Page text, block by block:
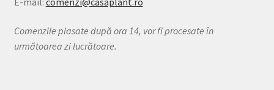
Comenzile plasate după ora 14, vor fi procesate în
următoarea zi lucrătoare.